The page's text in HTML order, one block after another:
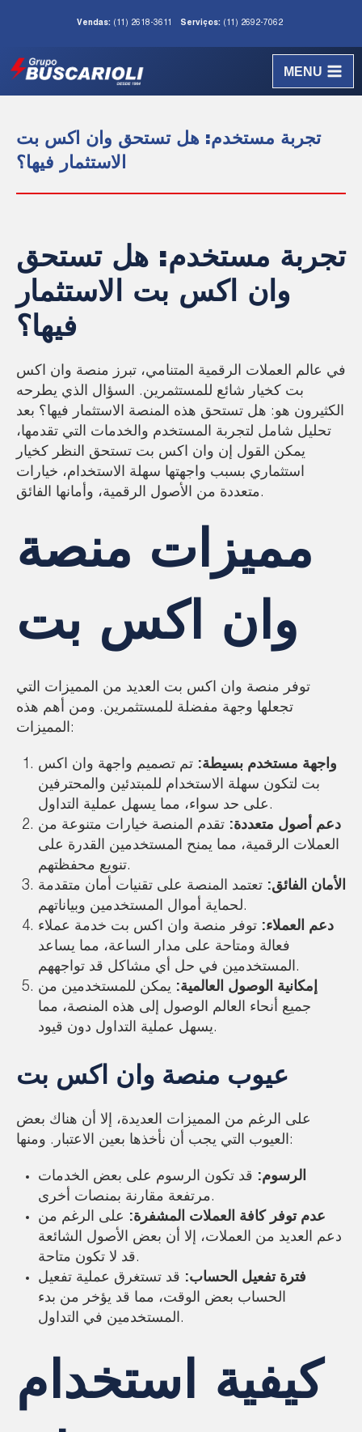
Vendas: (11) 2618-3611 Serviços: (11) 2692-7062
MENU
تجربة مستخدم: هل تستحق وان اكس بت
الاستثمار فيها؟
تجربة مستخدم: هل تستحق
وان اكس بت الاستثمار
فيها؟
في عالم العملات الرقمية المتنامي، تبرز منصة وان اكس
بت كخيار شائع للمستثمرين. السؤال الذي يطرحه
الكثيرون هو: هل تستحق هذه المنصة الاستثمار فيها؟ بعد
تحليل شامل لتجربة المستخدم والخدمات التي تقدمها،
يمكن القول إن وان اكس بت تستحق النظر كخيار
استثماري بسبب واجهتها سهلة الاستخدام، خيارات
متعددة من الأصول الرقمية، وأمانها الفائق.
مميزات منصة
وان اكس بت
توفر منصة وان اكس بت العديد من المميزات التي
تجعلها وجهة مفضلة للمستثمرين. ومن أهم هذه
المميزات:
واجهة مستخدم بسيطة: تم تصميم واجهة وان اكس
بت لتكون سهلة الاستخدام للمبتدئين والمحترفين
على حد سواء، مما يسهل عملية التداول.
دعم أصول متعددة: تقدم المنصة خيارات متنوعة من
العملات الرقمية، مما يمنح المستخدمين القدرة على
تنويع محفظتهم.
الأمان الفائق: تعتمد المنصة على تقنيات أمان متقدمة
لحماية أموال المستخدمين وبياناتهم.
دعم العملاء: توفر منصة وان اكس بت خدمة عملاء
فعالة ومتاحة على مدار الساعة، مما يساعد
المستخدمين في حل أي مشاكل قد تواجههم.
إمكانية الوصول العالمية: يمكن للمستخدمين من
جميع أنحاء العالم الوصول إلى هذه المنصة، مما
يسهل عملية التداول دون قيود.
عيوب منصة وان اكس بت
على الرغم من المميزات العديدة، إلا أن هناك بعض
العيوب التي يجب أن نأخذها بعين الاعتبار. ومنها:
الرسوم: قد تكون الرسوم على بعض الخدمات
مرتفعة مقارنة بمنصات أخرى.
عدم توفر كافة العملات المشفرة: على الرغم من
دعم العديد من العملات، إلا أن بعض الأصول الشائعة
قد لا تكون متاحة.
فترة تفعيل الحساب: قد تستغرق عملية تفعيل
الحساب بعض الوقت، مما قد يؤخر من بدء
المستخدمين في التداول.
كيفية استخدام